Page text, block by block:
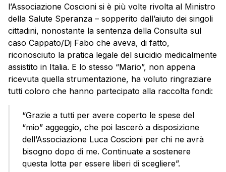
l’Associazione Coscioni si è più volte rivolta al Ministro
della Salute Speranza – sopperito dall’aiuto dei singoli
cittadini, nonostante la sentenza della Consulta sul
caso Cappato/Dj Fabo che aveva, di fatto,
riconosciuto la pratica legale del suicidio medicalmente
assistito in Italia. E lo stesso “Mario”, non appena
ricevuta quella strumentazione, ha voluto ringraziare
tutti coloro che hanno partecipato alla raccolta fondi:
“Grazie a tutti per avere coperto le spese del
“mio” aggeggio, che poi lascerò a disposizione
dell’Associazione Luca Coscioni per chi ne avrà
bisogno dopo di me. Continuate a sostenere
questa lotta per essere liberi di scegliere”.